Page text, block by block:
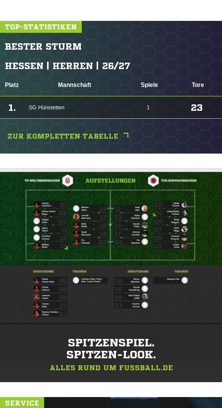
TOP-STATISTIKEN
BESTER STURM
HESSEN | HERREN | 26/27
Platz Mannschaft Spiele Tore
1. SG Hünstetten 1 23
ZUR KOMPLETTEN TABELLE
SPITZENSPIEL.
SPITZEN-LOOK.
ALLES RUND UM FUSSBALL.DE
SERVICE